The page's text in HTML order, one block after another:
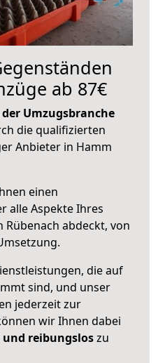
ab 87€
Umzugsbranche
die qualifizierten
Anbieter in Hamm
einen
alle Aspekte Ihres
Rübenach abdeckt, von
die auf
sind, und unser
jederzeit zur
wir Ihnen dabei
reibungsloszu